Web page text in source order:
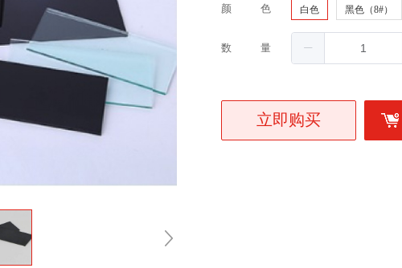
颜色 白色 黑色（8#）
数量
立即购买